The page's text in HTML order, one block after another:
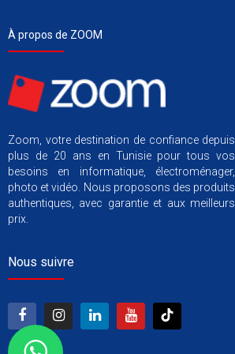
À propos de ZOOM
Zoom, votre destination de confiance depuis
plus de 20 ans en Tunisie pour tous vos
besoins en informatique, électroménager,
photo et vidéo. Nous proposons des produits
authentiques, avec garantie et aux meilleurs
prix.
Nous suivre